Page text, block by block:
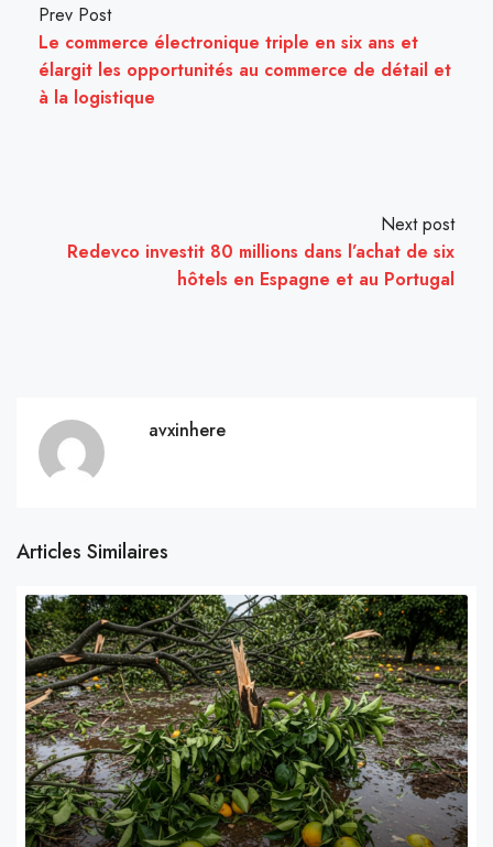
Prev Post
Le commerce électronique triple en six ans et
élargit les opportunités au commerce de détail et
à la logistique
Next post
Redevco investit 80 millions dans l’achat de six
hôtels en Espagne et au Portugal
avxinhere
Articles Similaires